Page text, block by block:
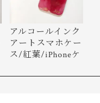
アルコールインク
アートスマホケー
ス/紅葉/iPhoneケ